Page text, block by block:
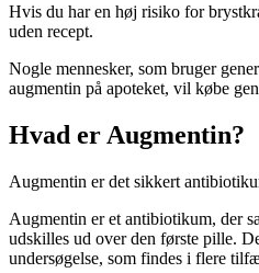
Hvis du har en høj risiko for
uden recept.
Nogle mennesker, som bruger
augmentin på apoteket, vil købe
Hvad er Augmentin?
Augmentin er det sikkert
Augmentin er et antibiotikum, der
udskilles ud over den første pille.
undersøgelse, som findes i flere